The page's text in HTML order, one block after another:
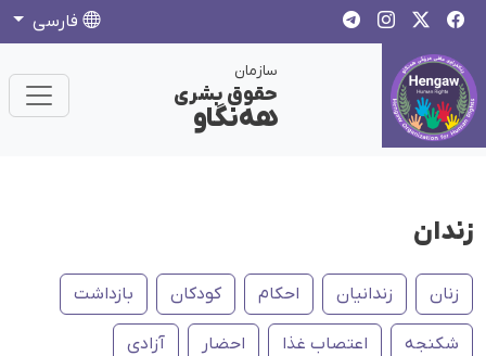
فارسی
سازمان
حقوق بشری
هەنگاو
زندان
زنان زندانیان احکام کودکان بازداشت
شکنجه اعتصاب غذا احضار آزادی